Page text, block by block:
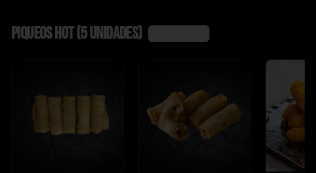
Piqueos hot (5 unidades)